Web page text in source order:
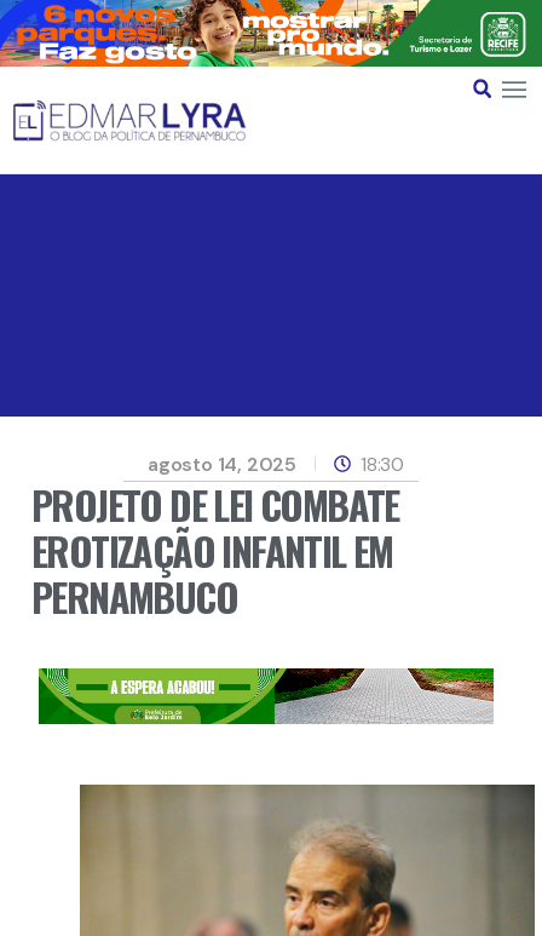
agosto 14, 2025 18:30
PROJETO DE LEI COMBATE
EROTIZAÇÃO INFANTIL EM
PERNAMBUCO